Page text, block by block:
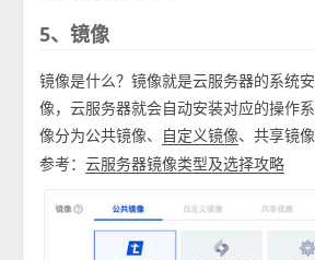
5、镜像
镜像是什么？镜像就是云服务器的系统
像，云服务器就会自动安装对应的操作
像分为公共镜像、
自定义镜像、共享镜
参考：云服务器镜像类型及选择攻略